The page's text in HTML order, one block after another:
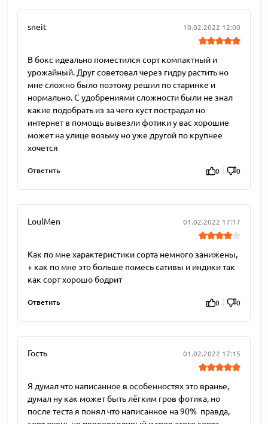
sneit 10.02.2022 12:00
В бокс идеально поместился сорт компактный и
урожайный. Друг советовал через гидру растить но
мне сложно было поэтому решил по старинке и
нормально. С удобрениями сложности были не знал
какие подобрать из за чего куст пострадал но
интернет в помощь вывезли фотики у вас хорошие
может на улице возьму но уже другой по крупнее
хочется
Ответить 0 0
LoulMen 01.02.2022 17:17
Как по мне характеристики сорта немного занижены,
+ как по мне это больше помесь сативы и индики так
как сорт хорошо бодрит
Ответить 0 0
Гость 01.02.2022 17:15
Я думал что написанное в особенностях это вранье,
думал ну как может быть лёгким гров фотика, но
после теста я понял что написанное на 90% правда,